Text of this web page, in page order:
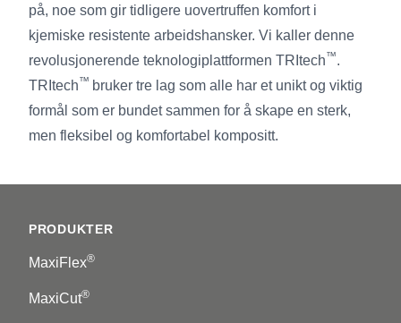
på, noe som gir tidligere uovertruffen komfort i
kjemiske resistente arbeidshansker. Vi kaller denne
revolusjonerende teknologiplattformen TRItech™.
TRItech™ bruker tre lag som alle har et unikt og viktig
formål som er bundet sammen for å skape en sterk,
men fleksibel og komfortabel kompositt.
PRODUKTER
MaxiFlex®
MaxiCut®